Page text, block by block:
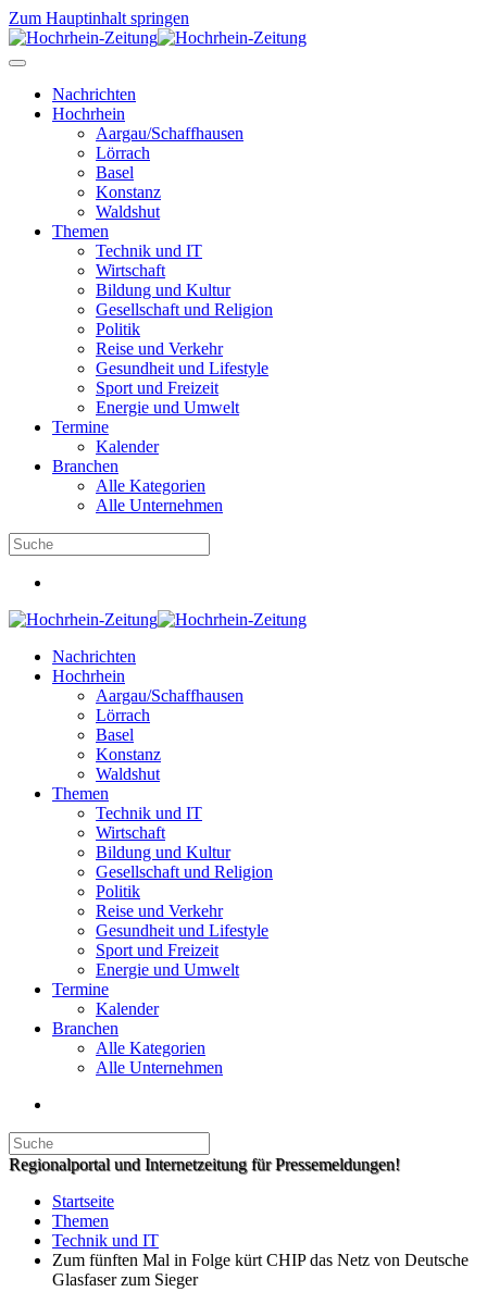
Zum Hauptinhalt springen
Nachrichten
Hochrhein
Aargau/Schaffhausen
Lörrach
Basel
Konstanz
Waldshut
Themen
Technik und IT
Wirtschaft
Bildung und Kultur
Gesellschaft und Religion
Politik
Reise und Verkehr
Gesundheit und Lifestyle
Sport und Freizeit
Energie und Umwelt
Termine
Kalender
Branchen
Alle Kategorien
Alle Unternehmen
Nachrichten
Hochrhein
Aargau/Schaffhausen
Lörrach
Basel
Konstanz
Waldshut
Themen
Technik und IT
Wirtschaft
Bildung und Kultur
Gesellschaft und Religion
Politik
Reise und Verkehr
Gesundheit und Lifestyle
Sport und Freizeit
Energie und Umwelt
Termine
Kalender
Branchen
Alle Kategorien
Alle Unternehmen
Regionalportal und Internetzeitung für Pressemeldungen!
Startseite
Themen
Technik und IT
Zum fünften Mal in Folge kürt CHIP das Netz von Deutsche
Glasfaser zum Sieger